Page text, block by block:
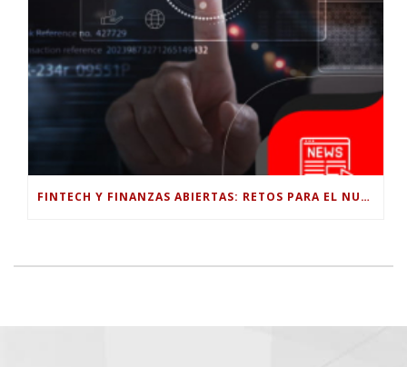
FINTECH Y FINANZAS ABIERTAS: RETOS PARA EL NUEVO GOBIERNO COLOMBIANO